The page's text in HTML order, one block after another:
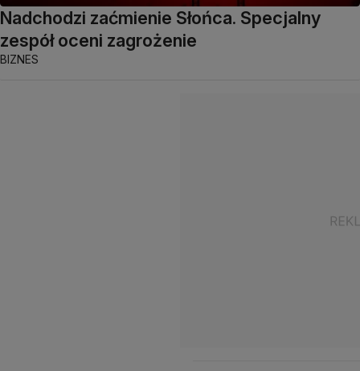
Nadchodzi zaćmienie Słońca. Specjalny
zespół oceni zagrożenie
BIZNES